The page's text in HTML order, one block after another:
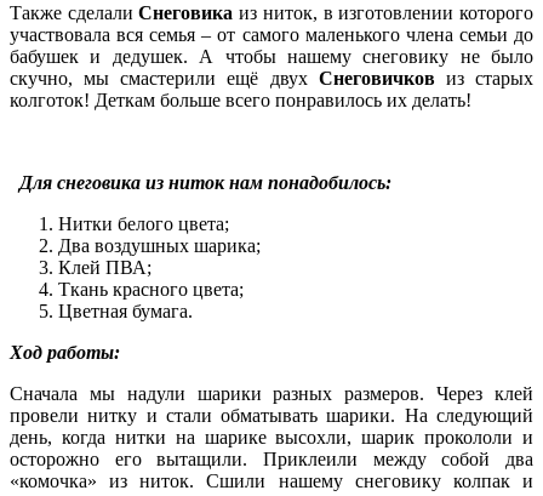
Также сделалиСнеговика из ниток, в изготовлении которого
участвовала вся семья – от самого маленького члена семьи до
бабушек и дедушек. А чтобы нашему снеговику не было
скучно, мы смастерили ещё двух Снеговичковиз старых
колготок! Деткам больше всего понравилось их делать!
Для снеговика из ниток нам понадобилось:
Нитки белого цвета;
Два воздушных шарика;
Клей ПВА;
Ткань красного цвета;
Цветная бумага.
Ход работы:
Сначала мы надули шарики разных размеров. Через клей
провели нитку и стали обматывать шарики. На следующий
день, когда нитки на шарике высохли, шарик прокололи и
осторожно его вытащили. Приклеили между собой два
«комочка» из ниток. Сшили нашему снеговику колпак и